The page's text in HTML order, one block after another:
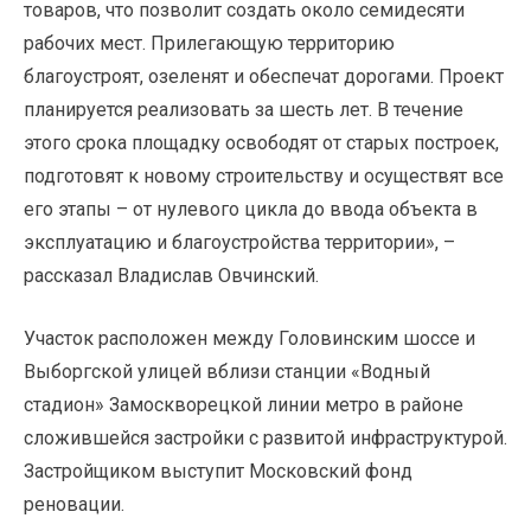
товаров, что позволит создать около семидесяти
рабочих мест. Прилегающую территорию
благоустроят, озеленят и обеспечат дорогами. Проект
планируется реализовать за шесть лет. В течение
этого срока площадку освободят от старых построек,
подготовят к новому строительству и осуществят все
его этапы – от нулевого цикла до ввода объекта в
эксплуатацию и благоустройства территории», –
рассказал Владислав Овчинский.
Участок расположен между Головинским шоссе и
Выборгской улицей вблизи станции «Водный
стадион» Замоскворецкой линии метро в районе
сложившейся застройки с развитой инфраструктурой.
Застройщиком выступит Московский фонд
реновации.